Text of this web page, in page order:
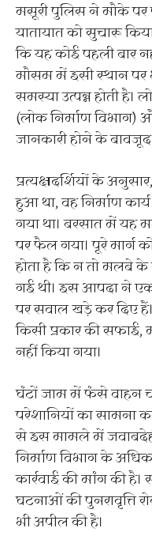
मसूरी पुलिस ने मौके
यातायात को सुचारू
कि यह कोई पहली बार
मौसम में इसी स्थान
समस्या उत्पन्न होती है।
(लोक निर्माण विभाग)
जानकारी होने के
प्रत्यक्षदर्शियों के
हुआ था, वह निर्माण
गया था। बरसात में
पर फैल गया। पूरे मार्ग
होता है कि न तो मलबे के
गई थी। इस आपदा ने एक
पर सवाल खड़े कर दिए
किसी प्रकार की सफाई,
नहीं किया गया।
घंटों जाम में फंसे वाहन
परेशानियों का सामना
से इस मामले में
निर्माण विभाग के
कार्रवाई की मांग की
घटनाओं की पुनरावृत्ति
भी अपील की है।